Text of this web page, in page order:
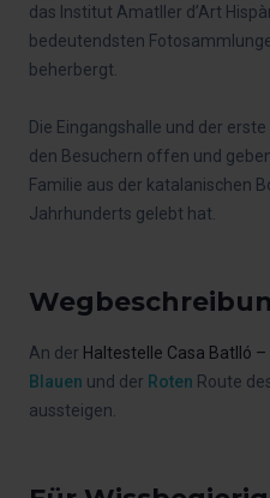
das Institut Amatller d’Art
bedeutendsten
beherbergt.
Die Eingangshalle und der
den Besuchern offen und
Familie aus der katalanischen
Jahrhunderts gelebt hat.
An der Haltestelle Casa Batlló
Blauen und der Roten Route
aussteigen.